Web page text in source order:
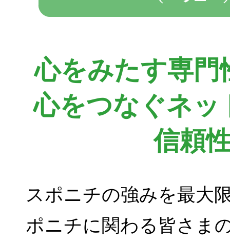
心をみたす専門
心をつなぐネッ
信頼
スポニチの強みを最大
ポニチに関わる 皆さま